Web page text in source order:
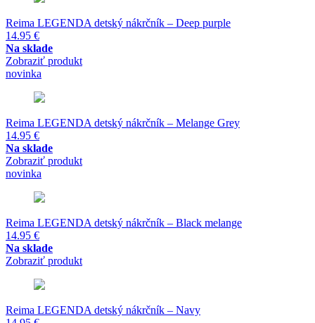
Reima LEGENDA detský nákrčník – Deep purple
14.95 €
Na sklade
Zobraziť produkt
novinka
Reima LEGENDA detský nákrčník – Melange Grey
14.95 €
Na sklade
Zobraziť produkt
novinka
Reima LEGENDA detský nákrčník – Black melange
14.95 €
Na sklade
Zobraziť produkt
Reima LEGENDA detský nákrčník – Navy